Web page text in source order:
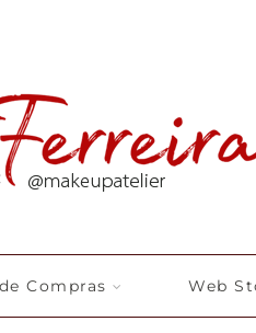
Compras Web